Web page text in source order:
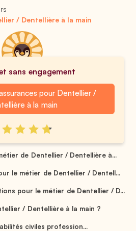
/ Dentellière à la main
sans engagement
pour Dentellier /
à la main
de Dentellier / Dentellière à...
le métier de Dentellier / Dentell...
pour le métier de Dentellier / D...
/ Dentellière à la main ?
civiles profession...